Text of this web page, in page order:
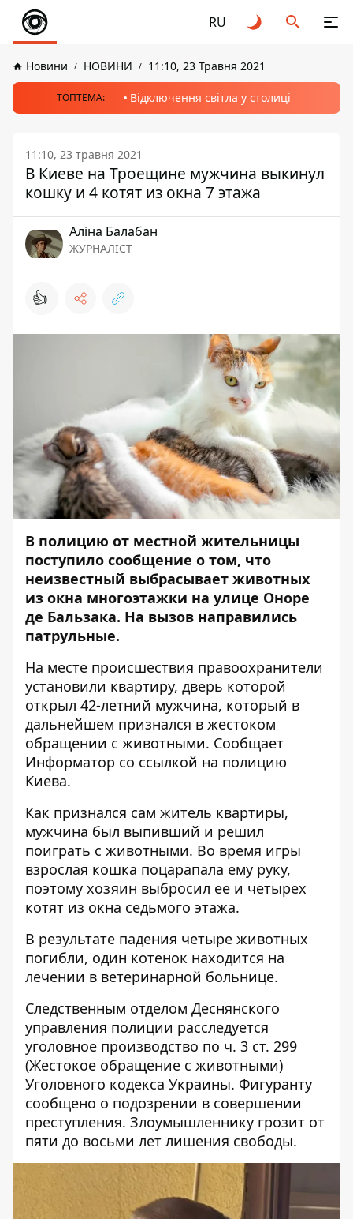
RU
Новини НОВИНИ 11:10, 23 Травня 2021
ТОПТЕМА: Відключення світла у столиці
11:10, 23 травня 2021
В Киеве на Троещине мужчина выкинул
кошку и 4 котят из окна 7 этажа
Аліна Балабан
ЖУРНАЛІСТ
👍
В полицию от местной жительницы
поступило сообщение о том, что
неизвестный выбрасывает животных
из окна многоэтажки на улице Оноре
де Бальзака. На вызов направились
патрульные.
На месте происшествия правоохранители
установили квартиру, дверь которой
открыл 42-летний мужчина, который в
дальнейшем признался в жестоком
обращении с животными. Сообщает
Информатор со ссылкой на полицию
Киева.
Как признался сам житель квартиры,
мужчина был выпивший и решил
поиграть с животными. Во время игры
взрослая кошка поцарапала ему руку,
поэтому хозяин выбросил ее и четырех
котят из окна седьмого этажа.
В результате падения четыре животных
погибли, один котенок находится на
лечении в ветеринарной больнице.
Следственным отделом Деснянского
управления полиции расследуется
уголовное производство по ч. 3 ст. 299
(Жестокое обращение с животными)
Уголовного кодекса Украины. Фигуранту
сообщено о подозрении в совершении
преступления. Злоумышленнику грозит от
пяти до восьми лет лишения свободы.